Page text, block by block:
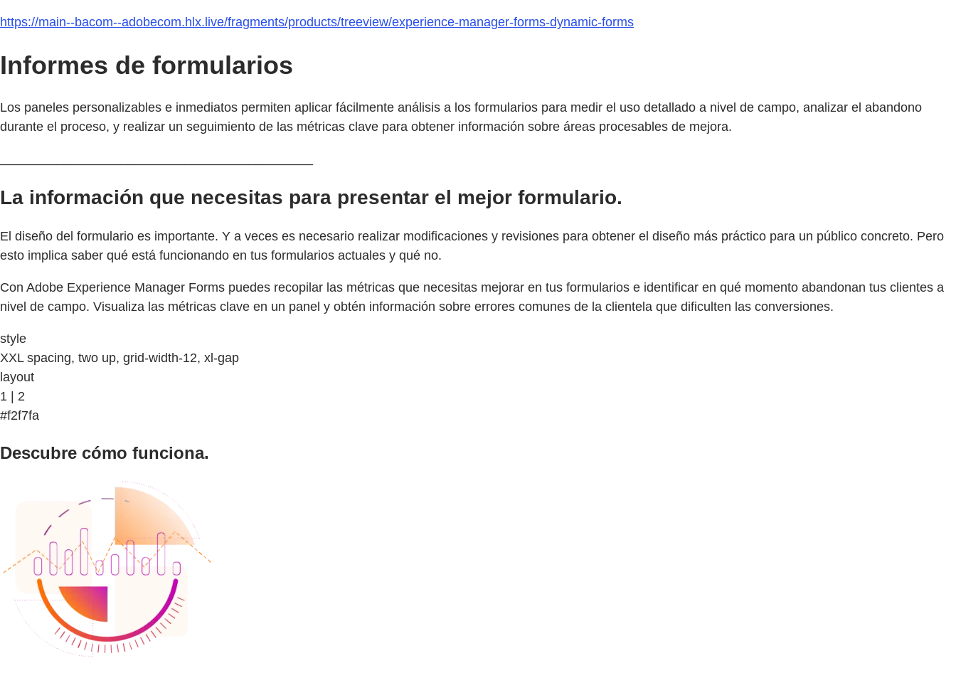
https://main--bacom--adobecom.hlx.live/fragments/products/treeview/experience-manager-forms-dynamic-forms
Informes de formularios
Los paneles personalizables e inmediatos permiten aplicar fácilmente análisis a los formularios para medir el uso detallado a nivel de campo, analizar el abandono
durante el proceso, y realizar un seguimiento de las métricas clave para obtener información sobre áreas procesables de mejora.
La información que necesitas para presentar el mejor formulario.
El diseño del formulario es importante. Y a veces es necesario realizar modificaciones y revisiones para obtener el diseño más práctico para un público concreto. Pero
esto implica saber qué está funcionando en tus formularios actuales y qué no.
Con Adobe Experience Manager Forms puedes recopilar las métricas que necesitas mejorar en tus formularios e identificar en qué momento abandonan tus clientes a
nivel de campo. Visualiza las métricas clave en un panel y obtén información sobre errores comunes de la clientela que dificulten las conversiones.
style
XXL spacing, two up, grid-width-12, xl-gap
layout
1 | 2
#f2f7fa
Descubre cómo funciona.